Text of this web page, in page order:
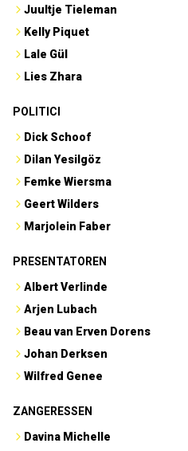
Juultje Tieleman
Kelly Piquet
Lale Gül
Lies Zhara
POLITICI
Dick Schoof
Dilan Yesilgöz
Femke Wiersma
Geert Wilders
Marjolein Faber
PRESENTATOREN
Albert Verlinde
Arjen Lubach
Beau van Erven Dorens
Johan Derksen
Wilfred Genee
ZANGERESSEN
Davina Michelle